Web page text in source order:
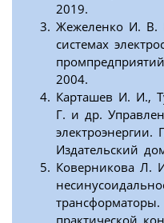
2019.
Жежеленко И. В.
системах
2004.
Карташев И. И.,
Г. и др.
Издательский
Коверникова Л.
практической